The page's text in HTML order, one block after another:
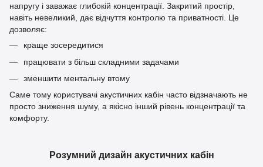
напругу і заважає глибокій концентрації. Закритий простір,
навіть невеликий, дає відчуття контролю та приватності. Це
дозволяє:
краще зосередитися
працювати з більш складними задачами
зменшити ментальну втому
Саме тому користувачі акустичних кабін часто відзначають не
просто зниження шуму, а якісно інший рівень концентрації та
комфорту.
Розумний дизайн акустичних кабін